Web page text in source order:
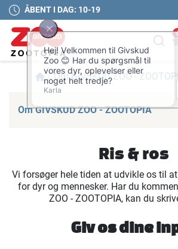
ÅBENT I DAG: 10-19
/ Om GIVSKUD ZOO -
Om GIVSKUD ZOO - ZOOTOPIA
Ris & ros
Vi forsøger hele tiden at udvikle os til
for dyr og mennesker. Har du
ZOO - ZOOTOPIA, kan du
Giv os dine